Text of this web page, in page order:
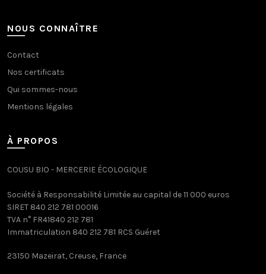
NOUS CONNAÎTRE
Contact
Nos certificats
Qui sommes-nous
Mentions légales
À PROPOS
COUSU BIO - MERCERIE ÉCOLOGIQUE
Société à Responsabilité Limitée au capital de 11 000 euros
SIRET 840 212 781 00016
TVA n° FR41840 212 781
Immatriculation 840 212 781 RCS Guéret
23150 Mazeirat, Creuse, France